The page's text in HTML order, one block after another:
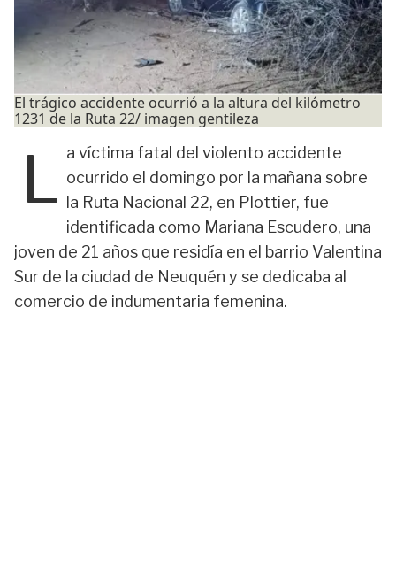
El trágico accidente ocurrió a la altura del kilómetro
1231 de la Ruta 22/ imagen gentileza
L a víctima fatal del violento accidente
ocurrido el domingo por la mañana sobre
la Ruta Nacional 22, en Plottier, fue
identificada como Mariana Escudero, una
joven de 21 años que residía en el barrio Valentina
Sur de la ciudad de Neuquén y se dedicaba al
comercio de indumentaria femenina.